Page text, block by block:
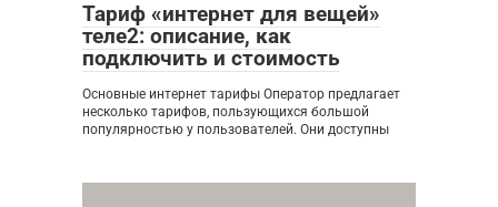
Тариф «интернет для вещей»
теле2: описание, как
подключить и стоимость
Основные интернет тарифы Оператор предлагает
несколько тарифов, пользующихся большой
популярностью у пользователей. Они доступны